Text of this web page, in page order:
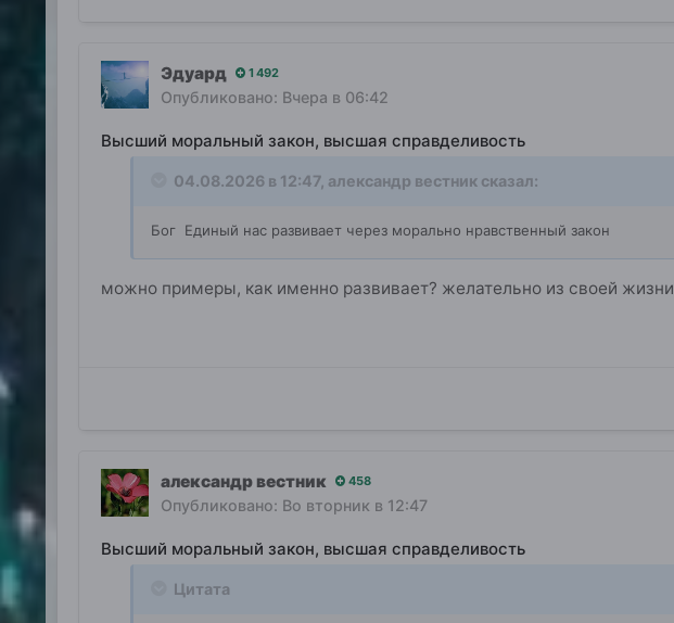
Эдуард 1 492
Опубликовано: Вчера в 06:42
Высший моральный закон, высшая справделивость
04.08.2026 в 12:47, александр вестниксказал:
Бог Единый нас развивает через морально нравственный закон
можно примеры, как именно развивает? желательно из своей жизни
александр вестник 458
Опубликовано: Во вторник в 12:47
Высший моральный закон, высшая справделивость
Цитата